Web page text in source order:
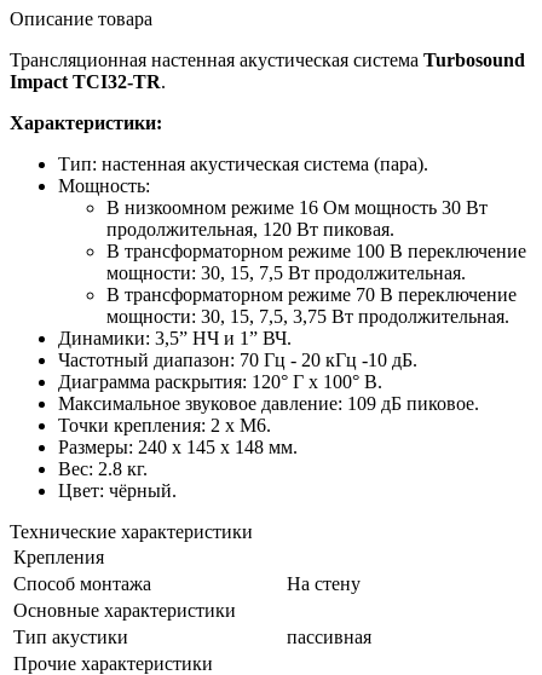
Описание товара
Трансляционная настенная акустическая система Turbosound
Impact TCI32-TR.
Характеристики:
Тип: настенная акустическая система (пара).
Мощность:
В низкоомном режиме 16 Ом мощность 30 Вт
продолжительная, 120 Вт пиковая.
В трансформаторном режиме 100 В переключение
мощности: 30, 15, 7,5 Вт продолжительная.
В трансформаторном режиме 70 В переключение
мощности: 30, 15, 7,5, 3,75 Вт продолжительная.
Динамики: 3,5” НЧ и 1” ВЧ.
Частотный диапазон: 70 Гц - 20 кГц -10 дБ.
Диаграмма раскрытия: 120° Г x 100° В.
Максимальное звуковое давление: 109 дБ пиковое.
Точки крепления: 2 x M6.
Размеры: 240 x 145 x 148 мм.
Вес: 2.8 кг.
Цвет: чёрный.
Технические характеристики
Крепления
Способ монтажа
На стену
Основные характеристики
Тип акустики
пассивная
Прочие характеристики